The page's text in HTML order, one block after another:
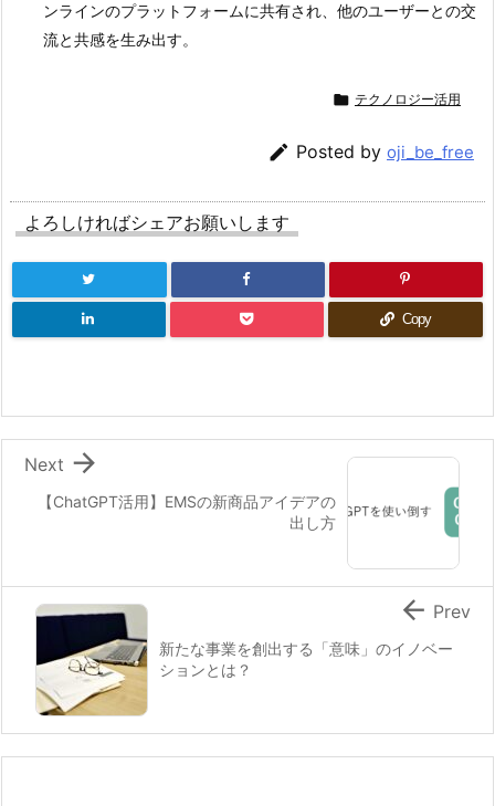
ンラインのプラットフォームに共有され、他のユーザーとの交
流と共感を生み出す。
 テクノロジー活用
 Posted by oji_be_free
よろしければシェアお願いします
Copy
【ChatGPT活用】EMSの新商品アイデアの
出し方

Next
新たな事業を創出する「意味」のイノベー
ションとは？
 Prev